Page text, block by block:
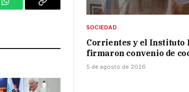
WhatsAppCopy
SOCIEDAD
Corrientes y el Instituto
firmaron convenio de
5 de agosto de 2026